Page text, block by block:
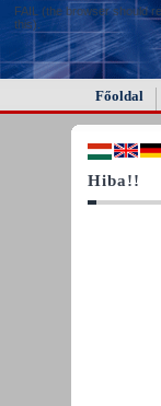
FAIL (the browser should
this).
Főoldal
Hiba!!